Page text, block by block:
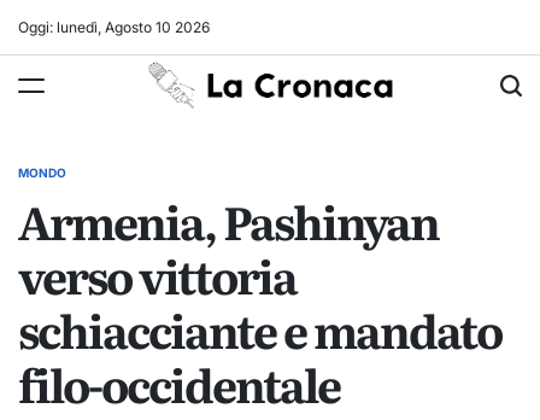
Oggi: lunedì, Agosto 10 2026
La
Cronaca
POSTED
MONDO
Armenia, Pashinyan
verso vittoria
schiacciante e mandato
filo-occidentale